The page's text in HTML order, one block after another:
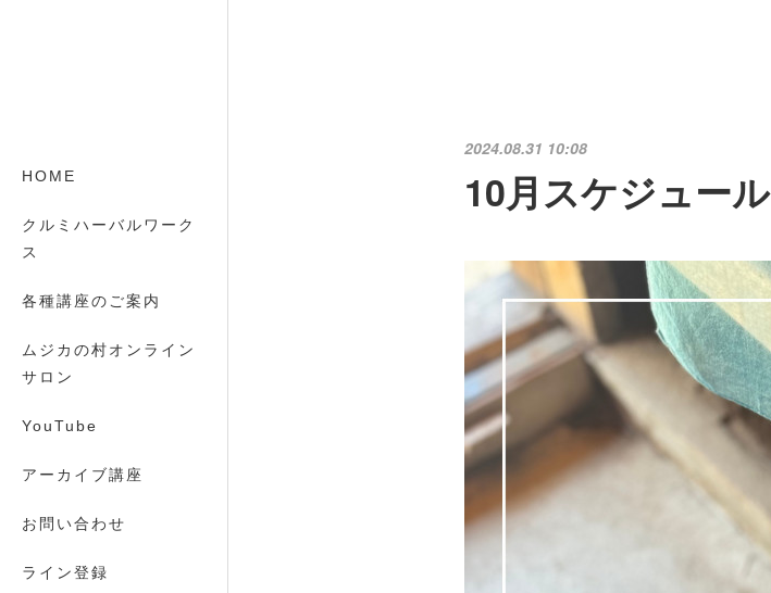
HOME
クルミハーバルワーク
ス
各種講座のご案内
ムジカの村オンライン
サロン
YouTube
アーカイブ講座
お問い合わせ
ライン登録
2024.08.31 10:08
10月スケジュール